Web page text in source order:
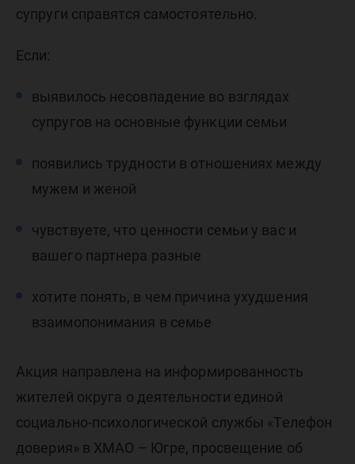
супруги справятся самостоятельно.
Если:
выявилось несовпадение во взглядах
супругов на основные функции семьи
появились трудности в отношениях между
мужем и женой
чувствуете, что ценности семьи у вас и
вашего партнера разные
хотите понять, в чем причина ухудшения
взаимопонимания в семье
Акция направлена на информированность
жителей округа о деятельности единой
социально-психологической службы «Телефон
доверия» в ХМАО – Югре, просвещение об